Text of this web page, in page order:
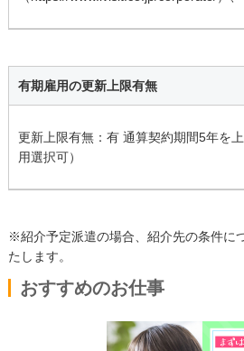
有期雇用の更新上限有無
更新上限有無：有 通算契約期間5年を
用選択可）
※紹介予定派遣の場合、紹介先の条件に
たします。
おすすめのお仕事